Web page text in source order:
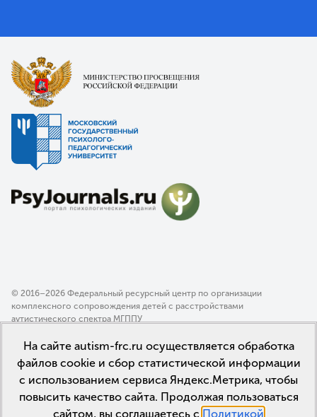
© 2016–2026 Федеральный ресурсный центр по организации
комплексного сопровождения детей с расстройствами
аутистического спектра МГППУ
Политика конфиденциальности
Пользовательское соглашение
На сайте autism-frc.ru осуществляется обработка
файлов cookie и сбор статистической информации
с использованием сервиса Яндекс.Метрика, чтобы
повысить качество сайта. Продолжая пользоваться
сайтом, вы соглашаетесь с Политикой